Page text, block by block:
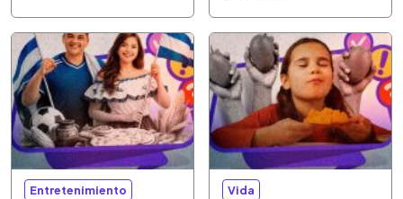
Entretenimiento Vida